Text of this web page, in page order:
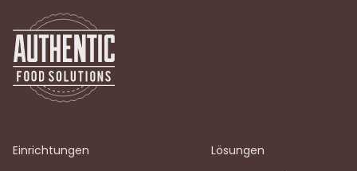
Einrichtungen Lösungen